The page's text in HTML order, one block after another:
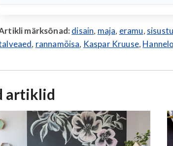
märksõnad: disain, maja, eramu,
, rannamõisa, Kaspar Kruuse,
artiklid